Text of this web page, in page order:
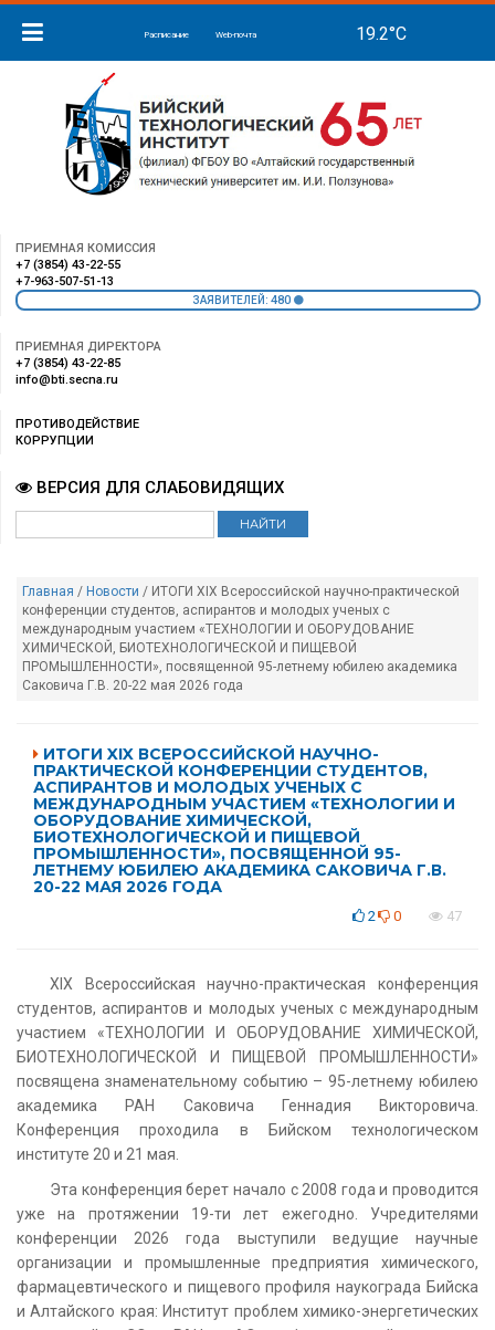
Расписание Web-почта
ПРИЕМНАЯ КОМИССИЯ
+7 (3854) 43-22-55
+7-963-507-51-13
ЗАЯВИТЕЛЕЙ: 480
ПРИЕМНАЯ ДИРЕКТОРА
+7 (3854) 43-22-85
info@bti.secna.ru
ПРОТИВОДЕЙСТВИЕ
КОРРУПЦИИ
ВЕРСИЯ ДЛЯ СЛАБОВИДЯЩИХ
Главная / Новости / ИТОГИ XIX Всероссийской научно-практической
конференции студентов, аспирантов и молодых ученых с
международным участием «ТЕХНОЛОГИИ И ОБОРУДОВАНИЕ
ХИМИЧЕСКОЙ, БИОТЕХНОЛОГИЧЕСКОЙ И ПИЩЕВОЙ
ПРОМЫШЛЕННОСТИ», посвященной 95-летнему юбилею академика
Саковича Г.В. 20-22 мая 2026 года
ИТОГИ XIX ВСЕРОССИЙСКОЙ НАУЧНО-
ПРАКТИЧЕСКОЙ КОНФЕРЕНЦИИ СТУДЕНТОВ,
АСПИРАНТОВ И МОЛОДЫХ УЧЕНЫХ С
МЕЖДУНАРОДНЫМ УЧАСТИЕМ «ТЕХНОЛОГИИ И
ОБОРУДОВАНИЕ ХИМИЧЕСКОЙ,
БИОТЕХНОЛОГИЧЕСКОЙ И ПИЩЕВОЙ
ПРОМЫШЛЕННОСТИ», ПОСВЯЩЕННОЙ 95-
ЛЕТНЕМУ ЮБИЛЕЮ АКАДЕМИКА САКОВИЧА Г.В.
20-22 МАЯ 2026 ГОДА
2 0 47
XIX Всероссийская научно-практическая конференция
студентов, аспирантов и молодых ученых с международным
участием «ТЕХНОЛОГИИ И ОБОРУДОВАНИЕ ХИМИЧЕСКОЙ,
БИОТЕХНОЛОГИЧЕСКОЙ И ПИЩЕВОЙ ПРОМЫШЛЕННОСТИ»
посвящена знаменательному событию – 95-летнему юбилею
академика РАН Саковича Геннадия Викторовича.
Конференция проходила в Бийском технологическом
институте 20 и 21 мая.
Эта конференция берет начало с 2008 года и проводится
уже на протяжении 19-ти лет ежегодно. Учредителями
конференции 2026 года выступили ведущие научные
организации и промышленные предприятия химического,
фармацевтического и пищевого профиля наукограда Бийска
и Алтайского края: Институт проблем химико-энергетических